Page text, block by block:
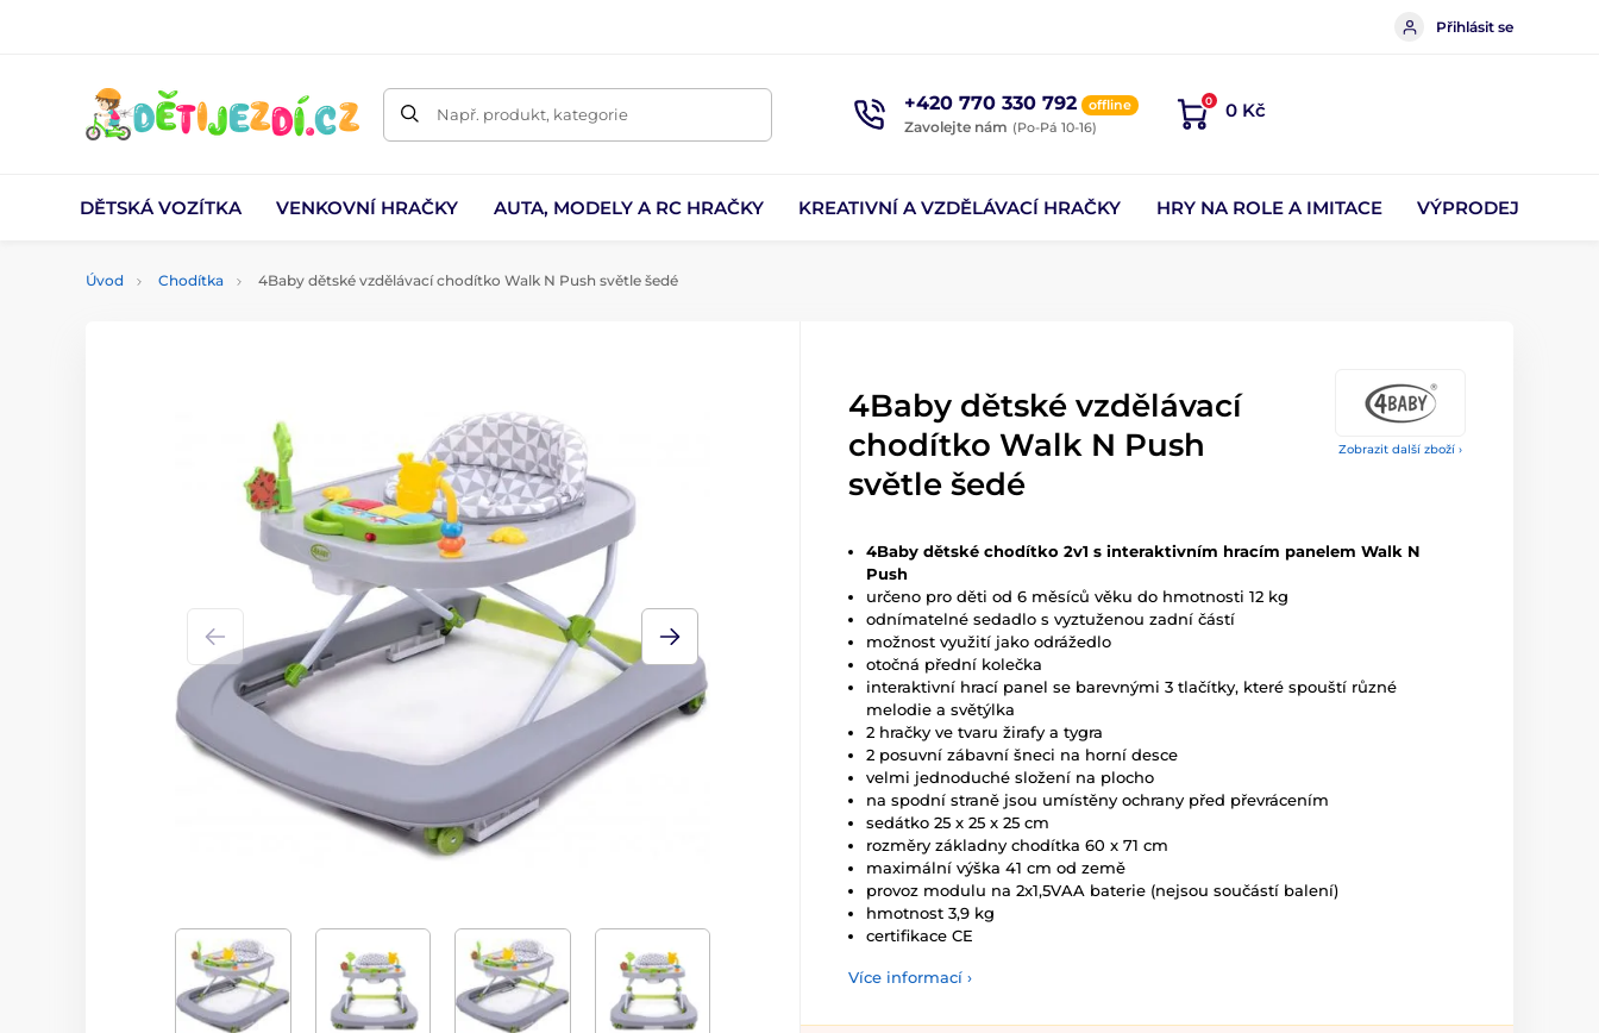
Přihlásit se
Např. produkt, kategorie +420 770 330 792 offline
Zavolejte nám (Po-Pá 10-16)
0 0 Kč
DĚTSKÁ VOZÍTKA VENKOVNÍ HRAČKY AUTA, MODELY A RC HRAČKY KREATIVNÍ A VZDĚLÁVACÍ HRAČKY HRY NA ROLE A IMITACE VÝPRODEJ
Úvod Chodítka 4Baby dětské vzdělávací chodítko Walk N Push světle šedé
Zobrazit další zboží ›
4Baby dětské vzdělávací
chodítko Walk N Push
světle šedé
4Baby dětské chodítko 2v1 s interaktivním hracím panelem Walk N
Push
určeno pro děti od 6 měsíců věku do hmotnosti 12 kg
odnímatelné sedadlo s vyztuženou zadní částí
možnost využití jako odrážedlo
otočná přední kolečka
interaktivní hrací panel se barevnými 3 tlačítky, které spouští různé
melodie a světýlka
2 hračky ve tvaru žirafy a tygra
2 posuvní zábavní šneci na horní desce
velmi jednoduché složení na plocho
na spodní straně jsou umístěny ochrany před převrácením
sedátko 25 x 25 x 25 cm
rozměry základny chodítka 60 x 71 cm
maximální výška 41 cm od země
provoz modulu na 2x1,5VAA baterie (nejsou součástí balení)
hmotnost 3,9 kg
certifikace CE
Více informací ›